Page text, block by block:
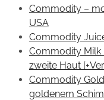
Commodity –
USA
Commodity
Commodity Milk
zweite Haut
Commodity
goldenem